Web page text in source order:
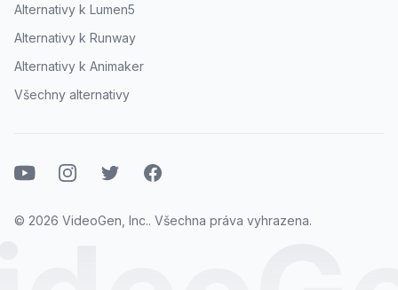
Alternativy k Lumen5
Alternativy k Runway
Alternativy k Animaker
Všechny alternativy
YoutubeInstagramTwitterFacebook
© 2026 VideoGen, Inc.. Všechna práva vyhrazena.